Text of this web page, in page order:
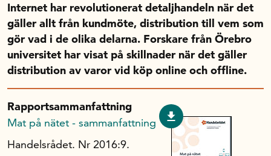
Infrastrukturellt stöd
Planeringsanslag
Unga forskare
Varför bidrar Handelsrådet?
Forskningssatsningar
Kompetens och omställning
Internet har revolutionerat detaljhandeln när det
gäller allt från kundmöte, distribution till vem som
gör vad i de olika delarna. Forskare från Örebro
universitet har visat på skillnader när det gäller
distribution av varor vid köp online och offline.
Rapportsammanfattning
Mat på nätet - sammanfattning
Handelsrådet. Nr 2016:9.